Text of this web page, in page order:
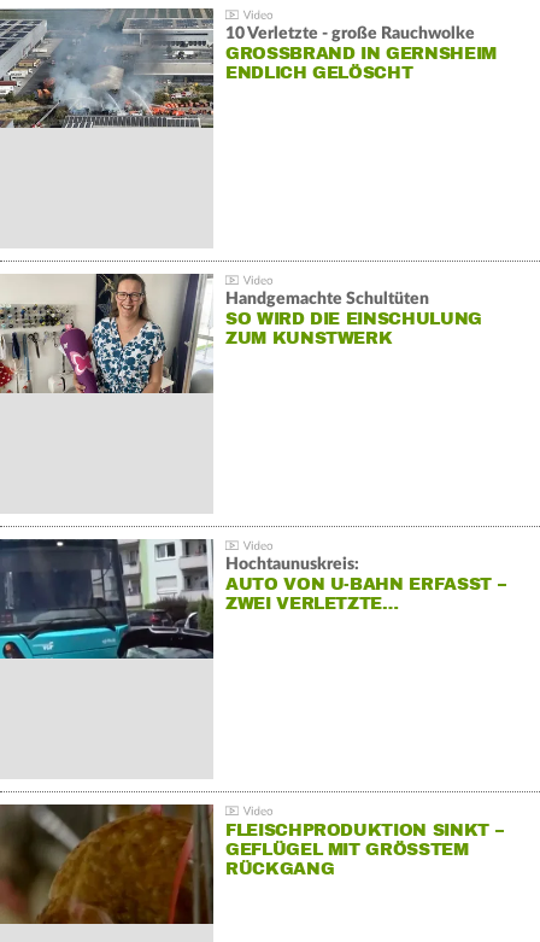
10 Verletzte - große Rauchwolke
GROSSBRAND IN GERNSHEIM E
NDLICH GELÖSCHT
Handgemachte Schultüten
SO WIRD DIE EINSCHULUNG
ZUM KUNSTWERK
Hochtaunuskreis:
AUTO VON U-BAHN ERFASST –
ZWEI VERLETZTE…
FLEISCHPRODUKTION SINKT –
GEFLÜGEL MIT GRÖSSTEM R
ÜCKGANG